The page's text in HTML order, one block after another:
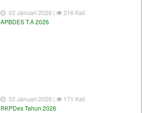
02 Januari 2026 |
216 Kali
APBDES T.A 2026
02 Januari 2026 |
171 Kali
RKPDes Tahun 2026